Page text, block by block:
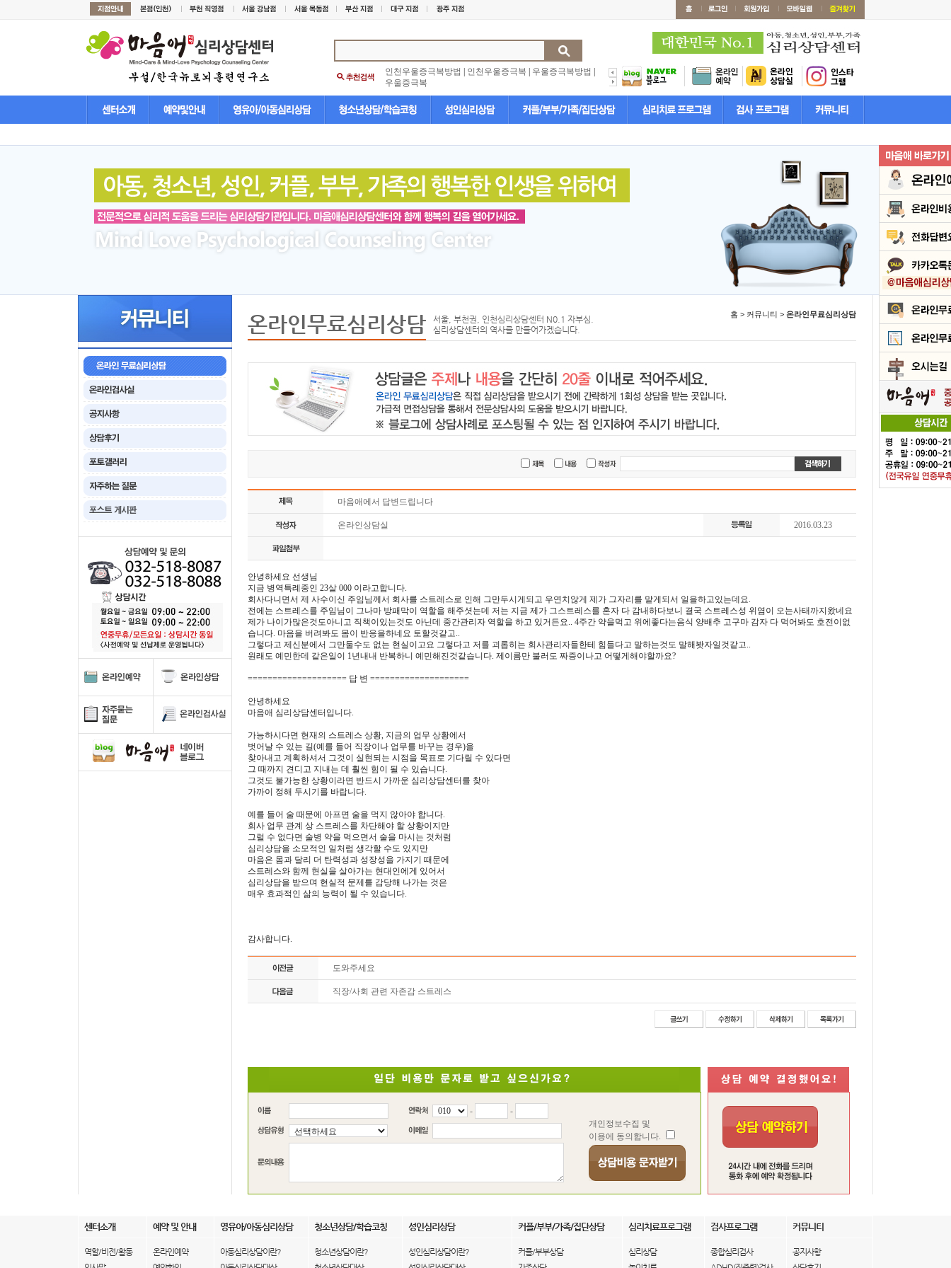
인천우울증극복방법 인천우울증극복 우울증극복방법
우울증극복
온라인무료심리상담
서울, 부천권, 인천심리상담센터 N0.1 자부심.
심리상담센터의 역사를 만들어가겠습니다.
홈 > 커뮤니티 > 온라인무료심리상담
마음애에서 답변드립니다
온라인상담실 2016.03.23
안녕하세요 선생님
지금 병역특례중인 23살 000 이라고합니다.
회사다니면서 제 사수이신 주임님께서 회사를 스트레스로 인해 그만두시게되고 우연치않게 제가 그자리를 맡게되서 일을하고있는데요.
전에는 스트레스를 주임님이 그나마 방패막이 역할을 해주셧는데 저는 지금 제가 그스트레스를 혼자 다 감내하다보니 결국 스트레스성 위염이 오는사태까지왔네요
제가 나이가많은것도아니고 직책이있는것도 아닌데 중간관리자 역할을 하고 있거든요.. 4주간 약을먹고 위에좋다는음식 양배추 고구마 감자 다 먹어봐도 호전이없
습니다. 마음을 버려봐도 몸이 반응을하네요 토할것같고..
그렇다고 제신분에서 그만둘수도 없는 현실이고요 그렇다고 저를 괴롭히는 회사관리자들한테 힘들다고 말하는것도 말해봣자일것같고..
원래도 예민한데 같은일이 1년내내 반복하니 예민해진것같습니다. 제이름만 불러도 짜증이나고 어떻게해야할까요?
==================== 답 변 ====================
안녕하세요
마음애 심리상담센터입니다.
가능하시다면 현재의 스트레스 상황, 지금의 업무 상황에서
벗어날 수 있는 길(예를 들어 직장이나 업무를 바꾸는 경우)을
찾아내고 계획하셔서 그것이 실현되는 시점을 목표로 기다릴 수 있다면
그 때까지 견디고 지내는 데 훨씬 힘이 될 수 있습니다.
그것도 불가능한 상황이라면 반드시 가까운 심리상담센터를 찾아
가까이 정해 두시기를 바랍니다.
예를 들어 술 때문에 아프면 술을 먹지 않아야 합니다.
회사 업무 관계 상 스트레스를 차단해야 할 상황이지만
그럴 수 없다면 술병 약을 먹으면서 술을 마시는 것처럼
심리상담을 소모적인 일처럼 생각할 수도 있지만
마음은 몸과 달리 더 탄력성과 성장성을 가지기 때문에
스트레스와 함께 현실을 살아가는 현대인에게 있어서
심리상담을 받으며 현실적 문제를 감당해 나가는 것은
매우 효과적인 삶의 능력이 될 수 있습니다.
감사합니다.
도와주세요
직장/사회 관련 자존감 스트레스
-
-
개인정보수집 및
이용에 동의합니다.
센터소개 예약 및 안내 영유아/아동심리상담 청소년상담/학습코칭 성인심리상담 커플/부부/가족/집단상담 심리치료프로그램 검사프로그램 커뮤니티
역할/비전/활동
온라인예약
아동심리상담이란?
청소년상담이란?
성인심리상담이란?
커플/부부상담
심리상담
종합심리검사
공지사항